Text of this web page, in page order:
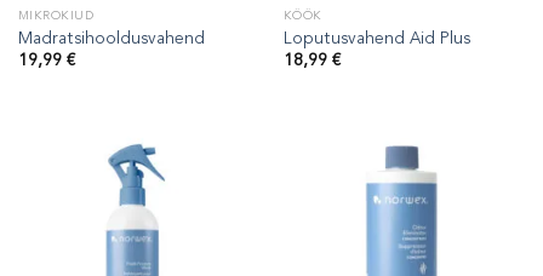
MIKROKIUD
Madratsihooldusvahend
19,99 €
KÖÖK
Loputusvahend Aid Plus
18,99 €